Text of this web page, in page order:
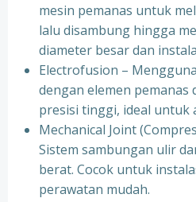
mesin pemanas untuk
lalu disambung hingga
diameter besar dan
Electrofusion –
dengan elemen pemanas
presisi tinggi, ideal untuk
Mechanical Joint
Sistem sambungan ulir
berat. Cocok untuk
perawatan mudah.